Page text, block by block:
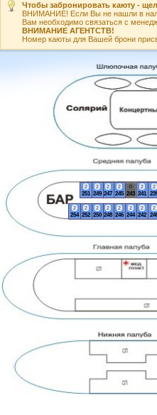
Чтобы забронировать каюту -
ВНИМАНИЕ! Если Вы не нашли в
Вам необходимо связаться с
ВНИМАНИЕ АГЕНТСТВ!
Номер каюты для Вашей брони
2
2
2
241
2
242
0
243
2
244
2
245
2
246
2
247
2
248
2
249
2
250
2
251
2
252
2
254